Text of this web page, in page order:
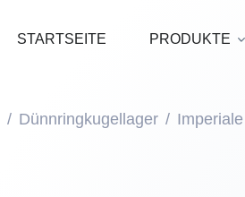
STARTSEITE PRODUKTE
Dünnringkugellager